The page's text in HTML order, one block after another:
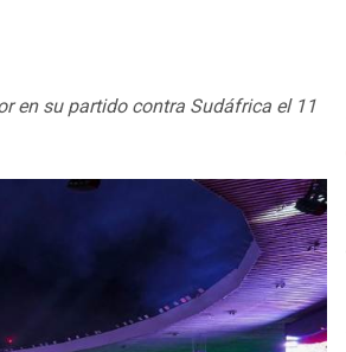
en su partido contra Sudáfrica el 11